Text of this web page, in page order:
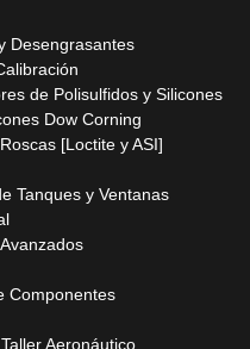
Desengrasantes
de Polisulfidos y Silicones
Dow Corning
[Loctite y ASI]
Tanques y Ventanas
Componentes
Aeronáutico